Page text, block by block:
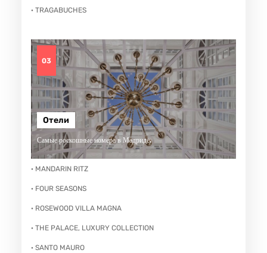
· TRAGABUCHES
03
Отели
Самые роскошные номера в Мадриде.
· MANDARIN RITZ
· FOUR SEASONS
· ROSEWOOD VILLA MAGNA
· THE PALACE, LUXURY COLLECTION
· SANTO MAURO